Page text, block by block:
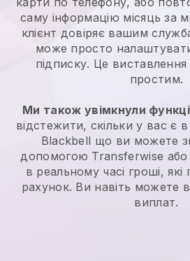
саму інформацію місяць за
клієнт довіряє вашим
може просто
підписку. Це виставлення
простим.
Ми також увімкнули
відстежити, скільки у вас є
Blackbell що ви можете
допомогою Transferwise або
в реальному часі гроші,
рахунок. Ви навіть можете
виплат.